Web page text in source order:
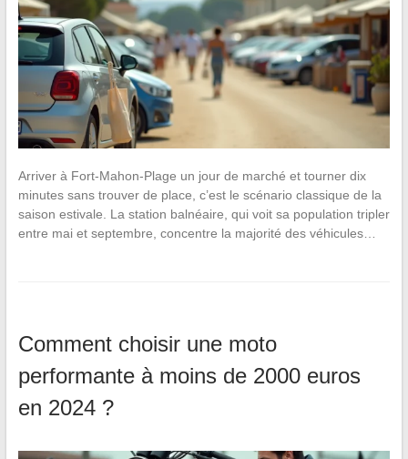
Arriver à Fort-Mahon-Plage un jour de marché et tourner dix
minutes sans trouver de place, c’est le scénario classique de la
saison estivale. La station balnéaire, qui voit sa population tripler
entre mai et septembre, concentre la majorité des véhicules…
Comment choisir une moto
performante à moins de 2000 euros
en 2024 ?